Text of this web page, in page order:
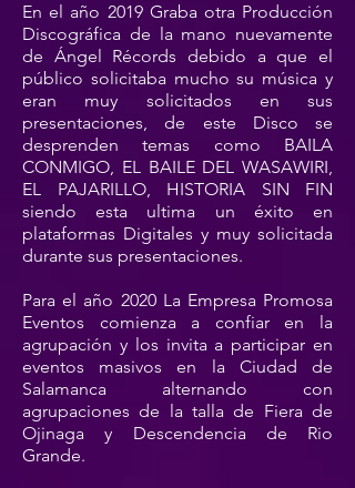
En el año 2019 Graba otra Producción
Discográfica de la mano nuevamente
de Ángel Récords debido a que el
público solicitaba mucho su música y
eran muy solicitados en sus
presentaciones, de este Disco se
desprenden temas como BAILA
CONMIGO, EL BAILE DEL WASAWIRI,
EL PAJARILLO, HISTORIA SIN FIN
siendo esta ultima un éxito en
plataformas Digitales y muy solicitada
durante sus presentaciones.
Para el año 2020 La Empresa Promosa
Eventos comienza a confiar en la
agrupación y los invita a participar en
eventos masivos en la Ciudad de
Salamanca alternando con
agrupaciones de la talla de Fiera de
Ojinaga y Descendencia de Rio
Grande.